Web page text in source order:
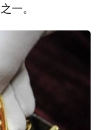
一。